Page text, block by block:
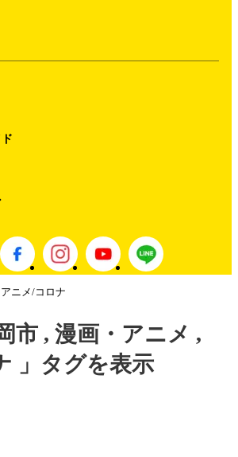
ニメ/コロナ
市 , 漫画・アニメ ,
」タグを表示